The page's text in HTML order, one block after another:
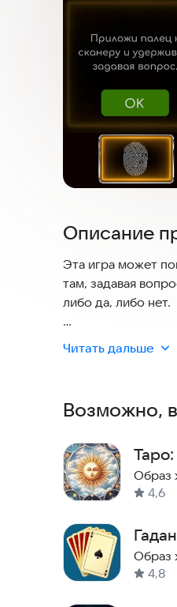
Описание
Эта игра может
там, задавая
либо да, либо нет.
Да Нет Шар — это
вопрос. В шар
Ты должен
Наш сайт:
https://
Наши контакты:
Читать дальше
Возможно,
Образ
4,6
Образ
4,8